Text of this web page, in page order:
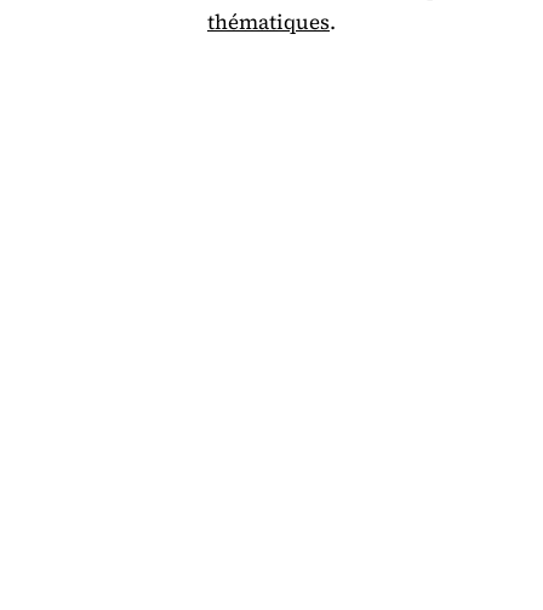
thématiques.